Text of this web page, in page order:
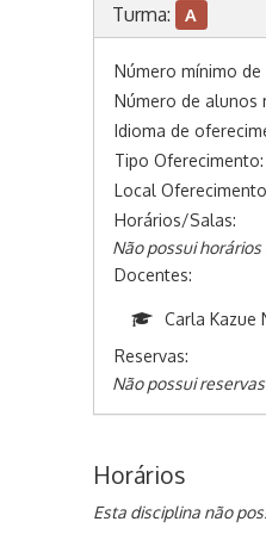
Turma: A
Número mínimo de
Número de alunos
Idioma de
Tipo Oferecimento:
Local
Horários/Salas:
Não possui
Docentes:
Carla Kazue
Reservas:
Não possui
Horários
Esta disciplina não